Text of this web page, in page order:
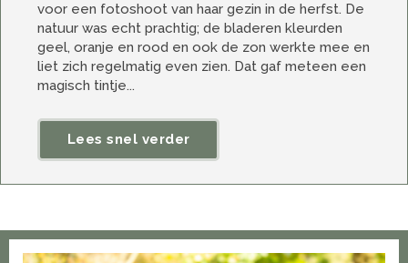
voor een fotoshoot van haar gezin in de herfst. De
natuur was echt prachtig; de bladeren kleurden
geel, oranje en rood en ook de zon werkte mee en
liet zich regelmatig even zien. Dat gaf meteen een
magisch tintje...
Lees snel verder